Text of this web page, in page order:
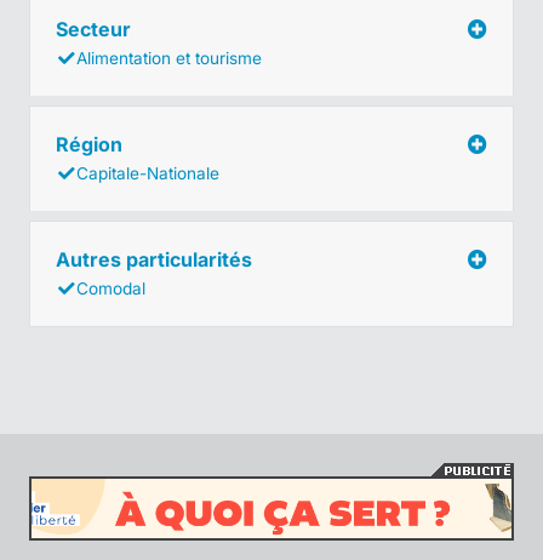
Secteur
Alimentation et tourisme
Région
Capitale-Nationale
Autres particularités
Comodal